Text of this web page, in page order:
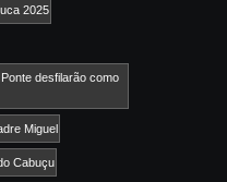
2025
desfilarão como
Miguel
Cabuçu